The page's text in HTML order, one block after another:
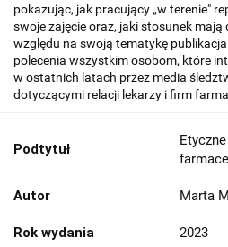
pokazując, jak pracujący „w terenie"
swoje zajęcie oraz, jaki stosunek mają
względu na swoją tematykę
polecenia wszystkim osobom, które
w ostatnich latach przez media
dotyczącymi relacji lekarzy i firm
Podtytuł
Autor Marta
Rok wydania 2023